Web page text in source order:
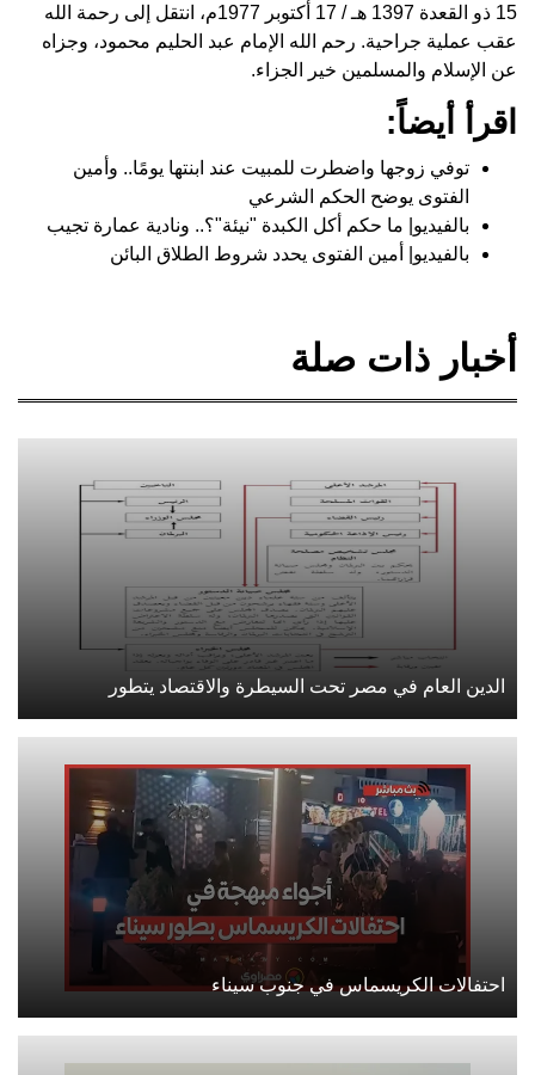
15 ذو القعدة 1397 هـ / 17 أكتوبر 1977م، انتقل إلى رحمة الله
عقب عملية جراحية. رحم الله الإمام عبد الحليم محمود، وجزاه
عن الإسلام والمسلمين خير الجزاء.
اقرأ أيضاً:
توفي زوجها واضطرت للمبيت عند ابنتها يومًا.. وأمين
الفتوى يوضح الحكم الشرعي
بالفيديو| ما حكم أكل الكبدة "نيئة"؟.. ونادية عمارة تجيب
بالفيديو| أمين الفتوى يحدد شروط الطلاق البائن
أخبار ذات صلة
الدين العام في مصر تحت السيطرة والاقتصاد يتطور
احتفالات الكريسماس في جنوب سيناء